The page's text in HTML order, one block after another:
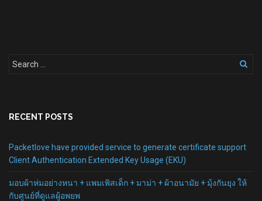
RECENT POSTS
Packetlove have provided service to generate certificate support
Client Authentication Extended Key Usage (EKU)
มอบผ้าห่มอย่างหนา + แพมเพิสเด็ก + มาม่า + ผ้าอนามัย + มุ้งกันยุง ให้
กับศูนย์ที่ดูแลผู้อพยพ